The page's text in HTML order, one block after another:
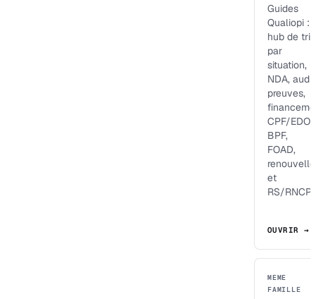
Guides
Qualiopi :
hub de tri
par
situation,
NDA, audit,
preuves,
CPF/
BPF,
FOAD,
et
RS/RNCP.
OUVRIR →
MEME
FAMILLE